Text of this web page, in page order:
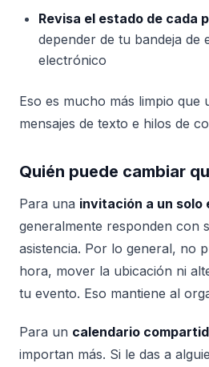
Revisa el estado de cada
depender de tu bandeja de
electrónico
Eso es mucho más limpio que
mensajes de texto e hilos de
Quién puede cambiar
Para una invitación a un solo
generalmente responden con
asistencia. Por lo general, no
hora, mover la ubicación ni
tu evento. Eso mantiene al
Para un calendario
importan más. Si le das a